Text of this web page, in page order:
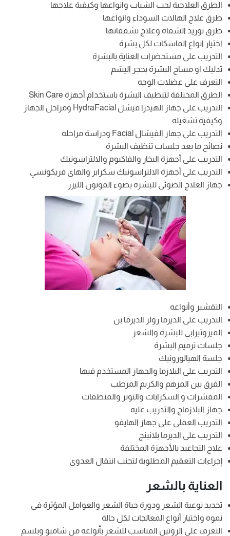
الطرق العلاجية لحب الشباب وانواعها وكيفية علاجها
طرق علاج الهالات السوداء وانواعها
طرق توريد الشفاه وعلاج تشققاتها
اختيار انواع الماسكات لكل بشرة
التدريب على مستحضرات العناية بالبشرة
تدليك او مساج البشرة بحجر اليشم
التعرف على عضلات الوجه
الطرق المختلفة لتنظيف البشرة باستخدام أجهزة Skin Care
التدريب على جهاز الهيدرا فيشل HydraFacial ومراحل الجهاز
وكيفية تشغيله
التدريب على جهاز الفيشال Facial ودراسة مراحله
نصائح ما بعد جلسات تنظيف البشرة
التدريب على أجهزة البخار والفاكيوم والالتراسونيك
التدريب على أجهزة الالتراسونيك سكرابر والهاى فريكونسي
جهاز العلاج الضوئى للبشرة بضوء الفوتون الليزر
التقشير وأنواعه
التدريب على الديرما رولر الديرما بن
الميزوثيرابي للبشرة والشعر
جلسات ترميم البشرة
جلسة الهيالورونيك
التدريب على البلازما والجهاز المستخدم فيها
الفرق بين المرهم والكريم المرطب
المقشرات و السكرابات والتونر والمنظفات
جهاز البلازماج والتدريب عليه
التدريب العملى على جهاز الهايفو
التدريب على الديرما بلانينج
علاج التجاعيد بالأجهزة المختلفة
إجراءات التعقيم المطلوبة لتجنب انتقال العدوى
العناية بالشعر
تحديد نوعية الشعر ودورة حياة الشعر والعوامل المؤثرة فى
نموه واختيار أنواع المعالجات لكل حالة
التعرف على الروتين المناسب للشعر بأنواعه من شامبو وبلسم